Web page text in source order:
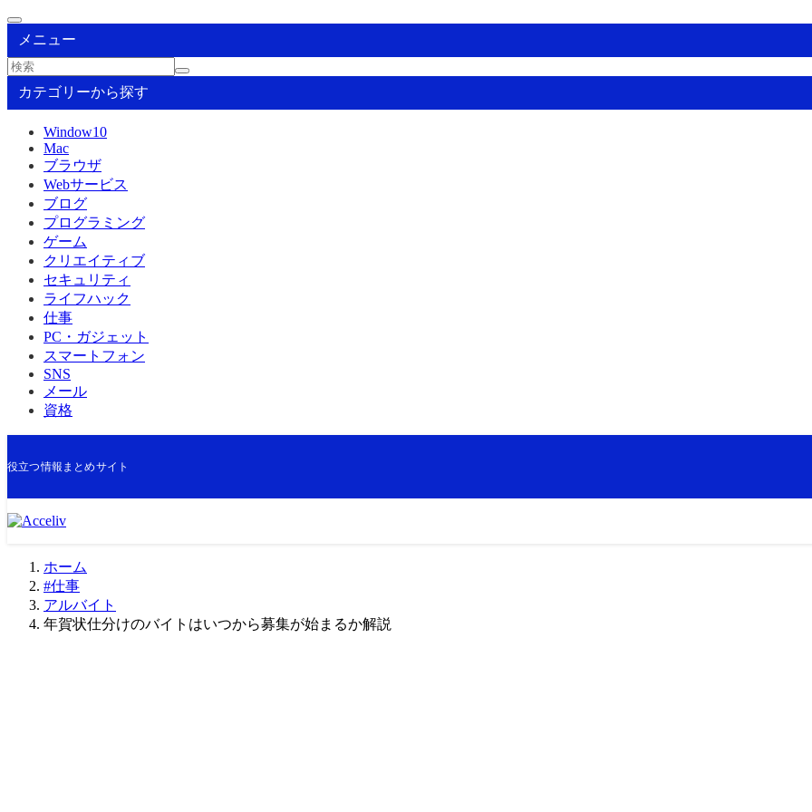
メニュー
カテゴリーから探す
Window10
Mac
ブラウザ
Webサービス
ブログ
プログラミング
ゲーム
クリエイティブ
セキュリティ
ライフハック
仕事
PC・ガジェット
スマートフォン
SNS
メール
資格
役立つ情報まとめサイト
ホーム
#仕事
アルバイト
年賀状仕分けのバイトはいつから募集が始まるか解説